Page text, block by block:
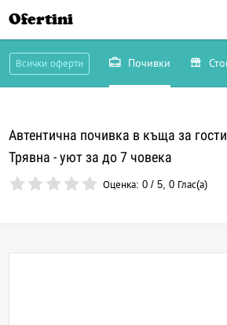
Ofertini
Всички оферти Почивки
Автентична почивка в къща за
Трявна - уют за до 7 човека
Оценка:0 /5,0 Глас(а)